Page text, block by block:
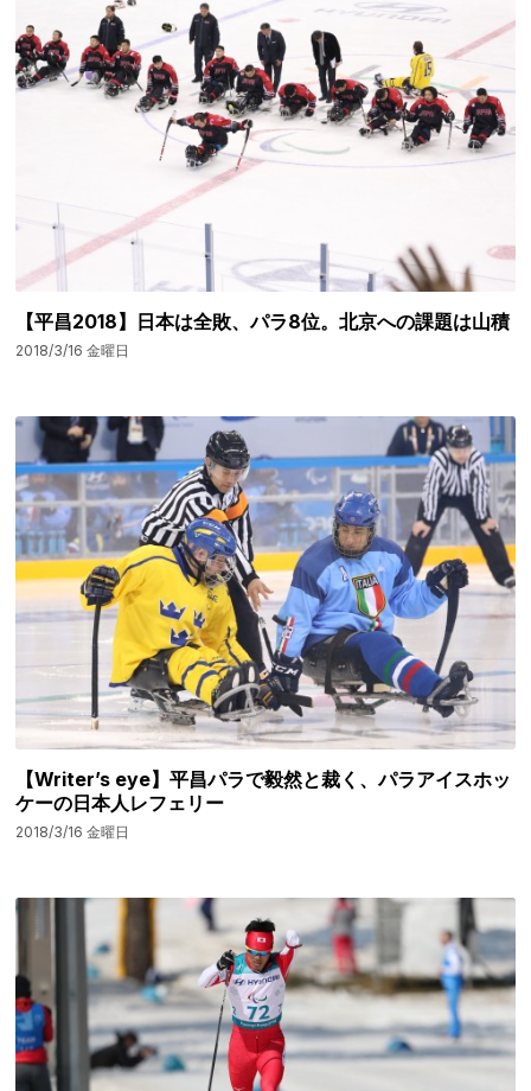
【平昌2018】日本は全敗、パラ8位。北京への課題は山積
2018/3/16 金曜日
【Writer’s eye】平昌パラで毅然と裁く、パラアイスホッ
ケーの日本人レフェリー
2018/3/16 金曜日